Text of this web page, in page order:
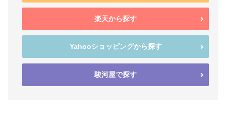
楽天から探す
Yahooショッピングから探す
駿河屋で探す